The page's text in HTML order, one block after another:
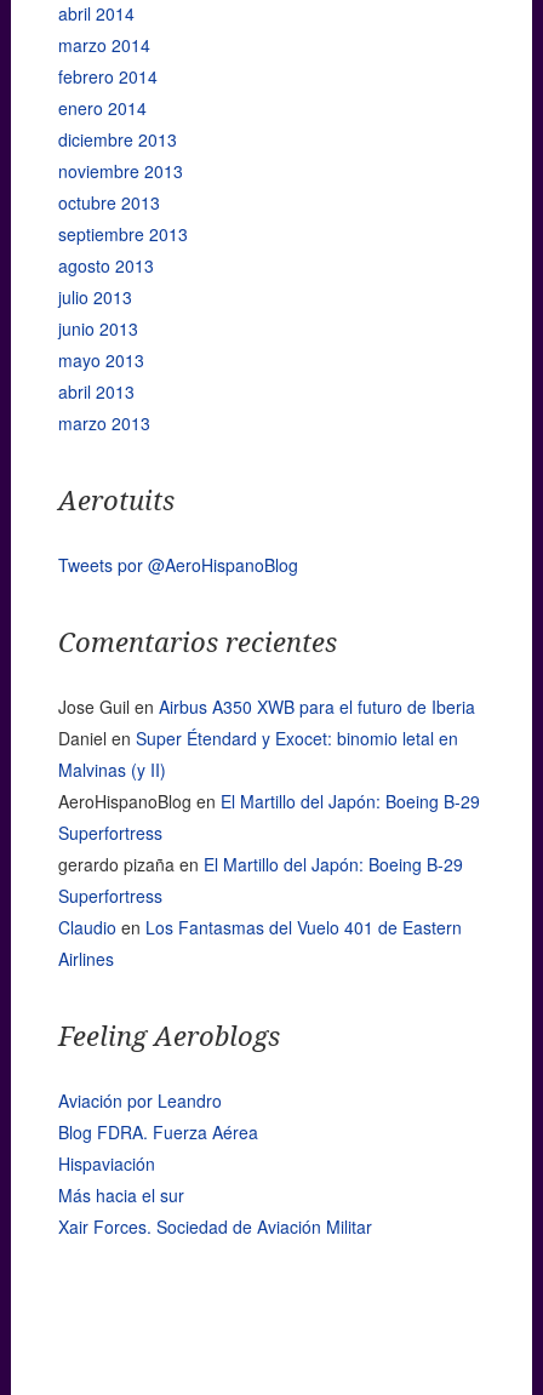
abril 2014
marzo 2014
febrero 2014
enero 2014
diciembre 2013
noviembre 2013
octubre 2013
septiembre 2013
agosto 2013
julio 2013
junio 2013
mayo 2013
abril 2013
marzo 2013
Aerotuits
Tweets por @AeroHispanoBlog
Comentarios recientes
Jose Guil en Airbus A350 XWB para el futuro de Iberia
Daniel en Super Étendard y Exocet: binomio letal en
Malvinas (y II)
AeroHispanoBlog en El Martillo del Japón: Boeing B-29
Superfortress
gerardo pizañaen El Martillo del Japón: Boeing B-29
Superfortress
Claudio en Los Fantasmas del Vuelo 401 de Eastern
Airlines
Feeling Aeroblogs
Aviación por Leandro
Blog FDRA. Fuerza Aérea
Hispaviación
Más hacia el sur
Xair Forces. Sociedad de Aviación Militar